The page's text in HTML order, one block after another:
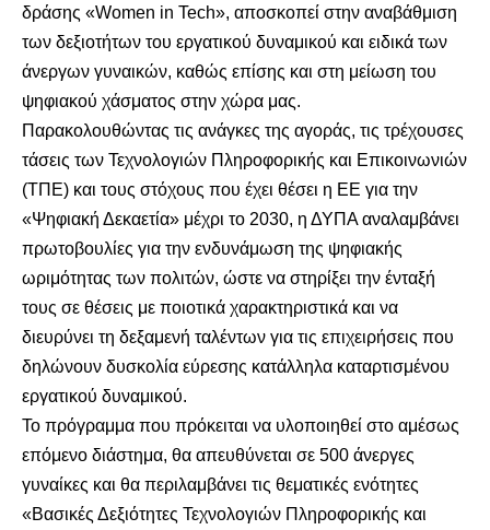
δράσης «Women in Tech», αποσκοπεί στην αναβάθμιση
των δεξιοτήτων του εργατικού δυναμικού και ειδικά των
άνεργων γυναικών, καθώς επίσης και στη μείωση του
ψηφιακού χάσματος στην χώρα μας.
Παρακολουθώντας τις ανάγκες της αγοράς, τις τρέχουσες
τάσεις των Τεχνολογιών Πληροφορικής και Επικοινωνιών
(ΤΠΕ) και τους στόχους που έχει θέσει η ΕΕ για την
«Ψηφιακή Δεκαετία» μέχρι το 2030, η ΔΥΠΑ αναλαμβάνει
πρωτοβουλίες για την ενδυνάμωση της ψηφιακής
ωριμότητας των πολιτών, ώστε να στηρίξει την ένταξή
τους σε θέσεις με ποιοτικά χαρακτηριστικά και να
διευρύνει τη δεξαμενή ταλέντων για τις επιχειρήσεις που
δηλώνουν δυσκολία εύρεσης κατάλληλα καταρτισμένου
εργατικού δυναμικού.
Το πρόγραμμα που πρόκειται να υλοποιηθεί στο αμέσως
επόμενο διάστημα, θα απευθύνεται σε 500 άνεργες
γυναίκες και θα περιλαμβάνει τις θεματικές ενότητες
«Βασικές Δεξιότητες Τεχνολογιών Πληροφορικής και